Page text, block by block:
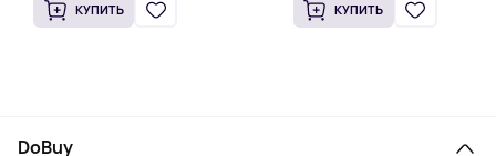
КУПИТЬ КУПИТЬ
DoBuy